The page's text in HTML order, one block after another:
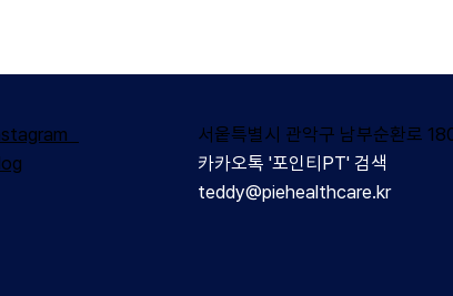
서웉특별시 관악구 남부순환로
카카오톡 '포인티PT' 검색
teddy@piehealthcare.kr